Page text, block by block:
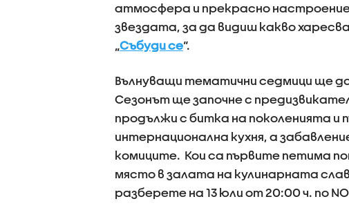
атмосфера и прекрасно
звездата, за да видиш какво
„Събуди се“.
Вълнуващи тематични седмици ще
Сезонът ще започне с
продължи с битка на поколенията
интернационална кухня, а
комиците. Кои са първите петима
място в залата на кулинарната
разберете на 13 юли от 20:00 ч. по